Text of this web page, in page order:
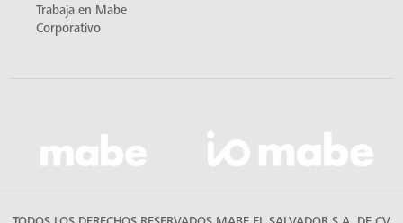
Trabaja en Mabe
Corporativo